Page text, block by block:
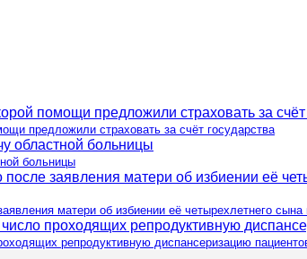
предложили страховать за счёт государства
больницы
матери об избиении её четырехлетнего сына
репродуктивную диспансеризацию